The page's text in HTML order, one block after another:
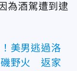
為酒駕遭到逮
美男逃過洛
野火 返家